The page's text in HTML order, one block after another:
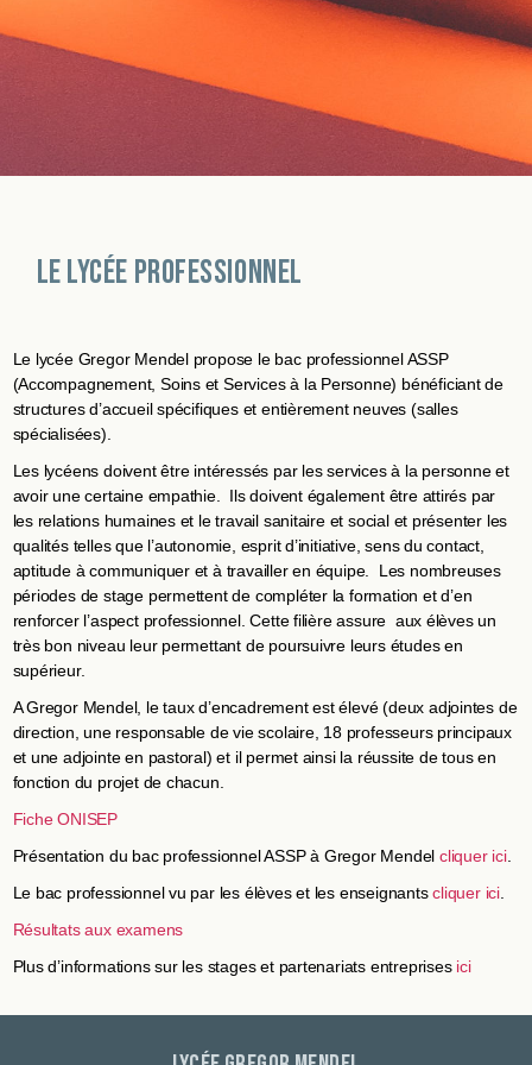
Le Lycée Professionnel
Le lycée Gregor Mendel propose le bac professionnel ASSP
(Accompagnement, Soins et Services à la Personne) bénéficiant de
structures d’accueil spécifiques et entièrement neuves (salles
spécialisées).
Les lycéens doivent être intéressés par les services à la personne et
avoir une certaine empathie. Ils doivent également être attirés par
les relations humaines et le travail sanitaire et social et présenter les
qualités telles que l’autonomie, esprit d’initiative, sens du contact,
aptitude à communiquer et à travailler en équipe. Les nombreuses
périodes de stage permettent de compléter la formation et d’en
renforcer l’aspect professionnel. Cette filière assure aux élèves un
très bon niveau leur permettant de poursuivre leurs études en
supérieur.
A Gregor Mendel, le taux d’encadrement est élevé (deux adjointes de
direction, une responsable de vie scolaire, 18 professeurs principaux
et une adjointe en pastoral) et il permet ainsi la réussite de tous en
fonction du projet de chacun.
Fiche ONISEP
Présentation du bac professionnel ASSP à Gregor Mendel cliquer ici.
Le bac professionnel vu par les élèves et les enseignantscliquer ici
Résultats aux examens
Plus d’informations sur les stages et partenariats entreprises ici